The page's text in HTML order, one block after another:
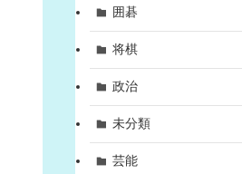
囲碁
将棋
政治
未分類
芸能